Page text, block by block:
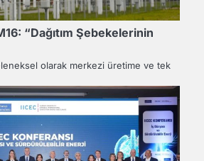
“Dağıtım Şebekelerinin
olarak merkezi üretime ve tek